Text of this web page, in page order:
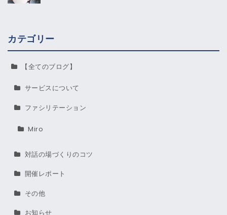
カテゴリー
【全てのブログ】
サービスについて
ファシリテーション
Miro
対話の場づくりのコツ
開催レポート
その他
お知らせ